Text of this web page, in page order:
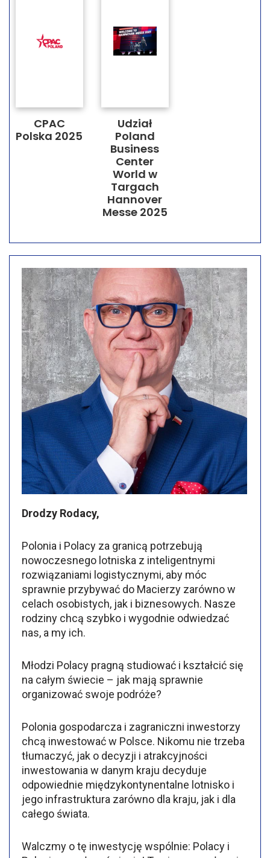
CPAC
Polska 2025
Udział
Poland
Business
Center
World w
Targach
Hannover
Messe 2025
Drodzy Rodacy,
Polonia i Polacy za granicą potrzebują
nowoczesnego lotniska z inteligentnymi
rozwiązaniami logistycznymi, aby móc
sprawnie przybywać do Macierzy zarówno w
celach osobistych, jak i biznesowych. Nasze
rodziny chcą szybko i wygodnie odwiedzać
nas, a my ich.
Młodzi Polacy pragną studiować i kształcić się
na całym świecie – jak mają sprawnie
organizować swoje podróże?
Polonia gospodarcza i zagraniczni inwestorzy
chcą inwestować w Polsce. Nikomu nie trzeba
tłumaczyć, jak o decyzji i atrakcyjności
inwestowania w danym kraju decyduje
odpowiednie międzykontynentalne lotnisko i
jego infrastruktura zarówno dla kraju, jak i dla
całego świata.
Walczmy o tę inwestycję wspólnie: Polacy i